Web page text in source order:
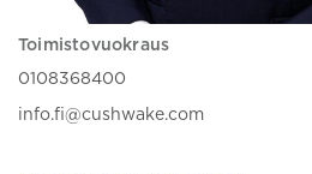
Toimistovuokraus
0108368400
info.fi@cushwake.com